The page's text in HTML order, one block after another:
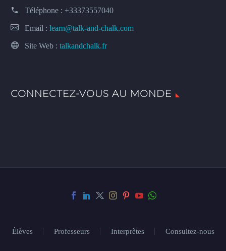
Téléphone : +33373557040
Email : learn@talk-and-chalk.com
Site Web : talkandchalk.fr
CONNECTEZ-VOUS AU MONDE
Élèves Professeurs Interprètes Consultez-nous